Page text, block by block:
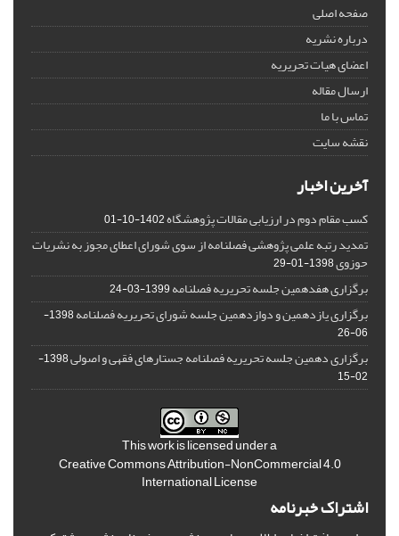
صفحه اصلی
درباره نشریه
اعضای هیات تحریریه
ارسال مقاله
تماس با ما
نقشه سایت
آخرین اخبار
کسب مقام دوم در ارزیابی مقالات پژوهشگاه1402-10-01
تمدید رتبه علمی پژوهشی فصلنامه از سوی شورای اعطای مجوز به نشریات
حوزوی1398-01-29
برگزاری هفدهمین جلسه تحریریه فصلنامه1399-03-24
برگزاری یازدهمین و دوازدهمین جلسه شورای تحریریه فصلنامه
1398-
06-26
برگزاری دهمین جلسه تحریریه فصلنامه جستارهای فقهی و اصولی
1398-
02-15
This work is licensed under a
Creative Commons Attribution-NonCommercial 4.0
International License
اشتراک خبرنامه